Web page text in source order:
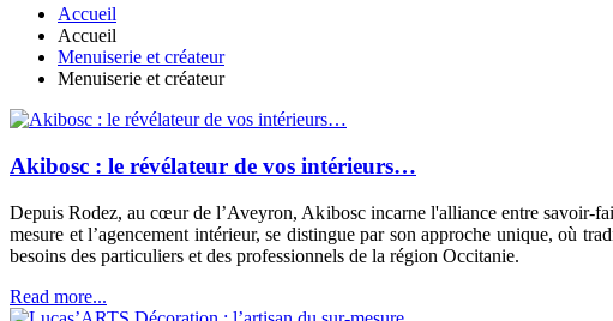
Accueil
Accueil
Menuiserie et créateur
Menuiserie et créateur
Akibosc : le révélateur de vos intérieurs…
Depuis Rodez, au cœur de l’Aveyron, Akibosc incarne l'alliance entre savoir-
mesure et l’agencement intérieur, se distingue par son approche unique, où
besoins des particuliers et des professionnels de la région Occitanie.
Read more...